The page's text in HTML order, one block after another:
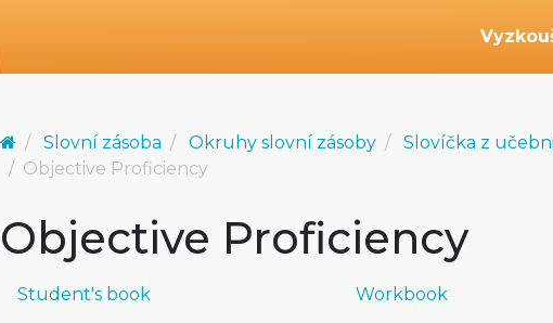
Slovní zásoba Okruhy slovní zásoby
Slovíčka z
Objective Proficiency
Objective Proficiency
Student's book Workbook